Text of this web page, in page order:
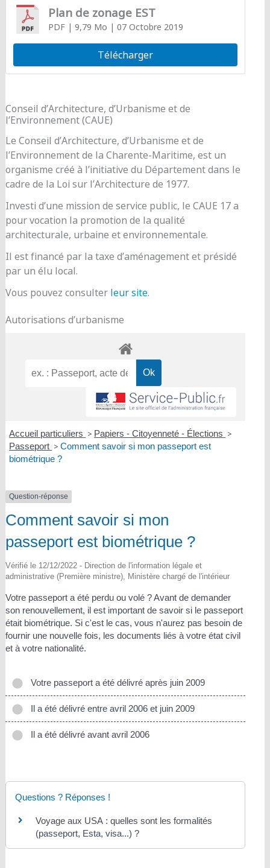
Plan de zonage EST
PDF| 9,79 Mo | 07 Octobre 2019
Télécharger
Conseil d’Architecture, d’Urbanisme et de
l’Environnement (CAUE)
Le Conseil d’Architecture, d’Urbanisme et de
l’Environnement de la Charente-Maritime, est un
organisme créé à l’initiative du Département dans le
cadre de la Loi sur l’Architecture de 1977.
Investi d’une mission de service public, le CAUE 17 a
pour vocation la promotion de la qualité
architecturale, urbaine et environnementale.
Il est financé par la taxe d’aménagement et présidé
par un élu local.
Vous pouvez consulter leur site.
Autorisations d’urbanisme
Accueil particuliers > Papiers - Citoyenneté - Élections >
Passeport > Comment savoir si mon passeport est
biométrique ?
Question-réponse
Comment savoir si mon
passeport est biométrique ?
Vérifié le 12/12/2022 - Direction de l'information légale et
administrative (Première ministre), Ministère chargé de l'intérieur
Votre passeport a été perdu ou volé ? Avant de demander
son renouvellement, il est important de savoir si le passeport
était biométrique. Si c'est le cas, vous n'aurez pas besoin de
fournir une nouvelle fois, les documents liés à votre état civil
et à votre nationalité.
Votre passeport a été délivré après juin 2009
Il a été délivré entre avril 2006 et juin 2009
Il a été délivré avant avril 2006
Questions ? Réponses !
Voyage aux USA : quelles sont les formalités
(passeport, Esta, visa...) ?